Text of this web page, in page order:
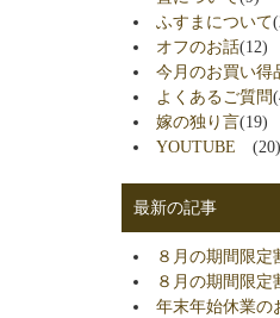
ふすまについて
オフのお話(12)
今月のお買い得
よくあるご質問
嫁の独り言(19)
YOUTUBE(20)
最新の記事
８月の期間限定
８月の期間限定
年末年始休業の